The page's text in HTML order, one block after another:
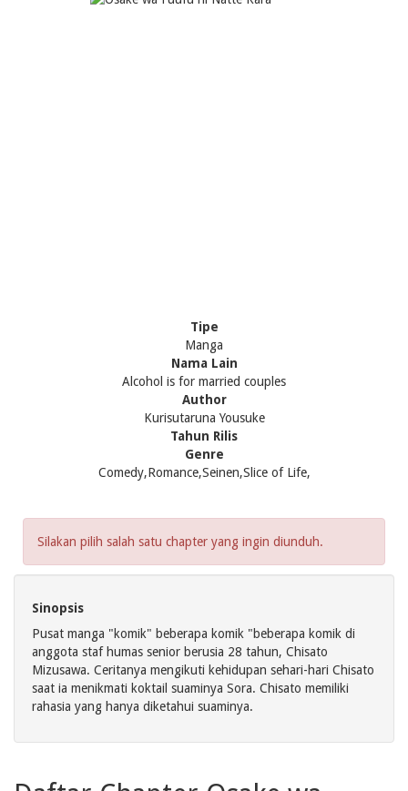
Tipe
Manga
Nama Lain
Alcohol is for married couples
Author
Kurisutaruna Yousuke
Tahun Rilis
Genre
Comedy,Romance,Seinen,Slice of Life,
Silakan pilih salah satu chapter yang ingin diunduh.
Sinopsis
Pusat manga "komik" beberapa komik "beberapa komik di
anggota staf humas senior berusia 28 tahun, Chisato
Mizusawa. Ceritanya mengikuti kehidupan sehari-hari Chisato
saat ia menikmati koktail suaminya Sora. Chisato memiliki
rahasia yang hanya diketahui suaminya.